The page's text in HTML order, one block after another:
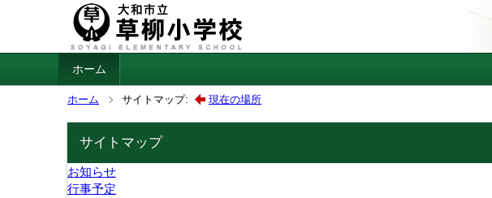
ホーム
ホーム サイトマップ: 現在の場所
サイトマップ
お知らせ
行事予定